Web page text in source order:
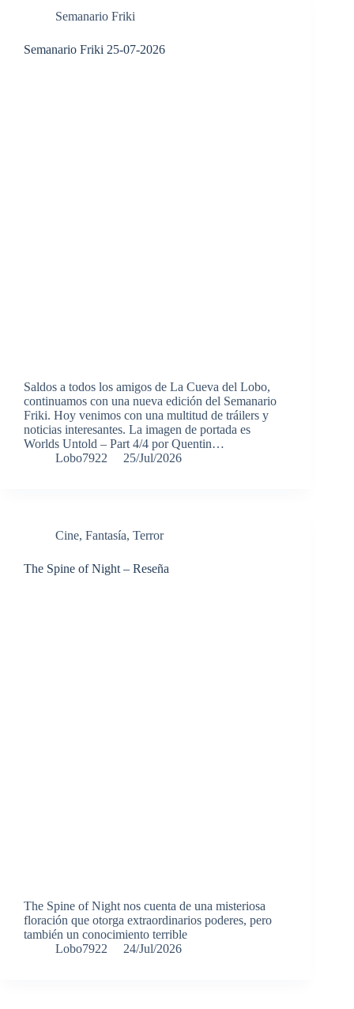
Semanario Friki
Semanario Friki 25-07-2026
Saldos a todos los amigos de La Cueva del Lobo,
continuamos con una nueva edición del Semanario
Friki. Hoy venimos con una multitud de tráilers y
noticias interesantes. La imagen de portada es
Worlds Untold – Part 4/4 por Quentin…
Lobo7922
25/Jul/2026
Cine, Fantasía, Terror
The Spine of Night – Reseña
The Spine of Night nos cuenta de una misteriosa
floración que otorga extraordinarios poderes, pero
también un conocimiento terrible
Lobo7922
24/Jul/2026